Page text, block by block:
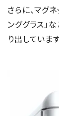
さらに、マグ
ンググラス」
り出しています